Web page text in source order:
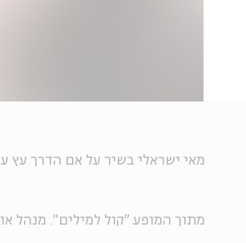
מאי ישראלי בשיר על אם הדרך עץ
מתוך המופע "קול למילים". מנהל